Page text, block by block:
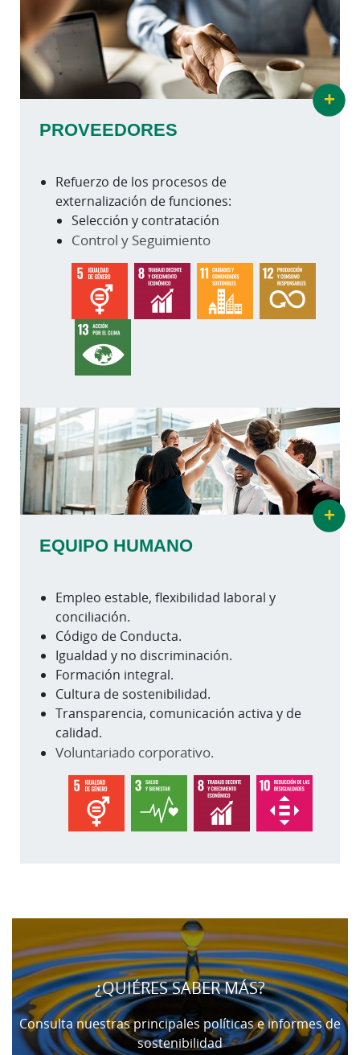
+
PROVEEDORES
Refuerzo de los procesos de
externalización de funciones:
Selección y contratación
Control y Seguimiento
+
EQUIPO HUMANO
Empleo estable, flexibilidad laboral y
conciliación.
Código de Conducta.
Igualdad y no discriminación.
Formación integral.
Cultura de sostenibilidad.
Transparencia, comunicación activa y de
calidad.
Voluntariado corporativo.
contenido,
por
favor
espere...
¿QUIÉRES SABER MÁS?
Consulta nuestras principales políticas e informes de
sostenibilidad